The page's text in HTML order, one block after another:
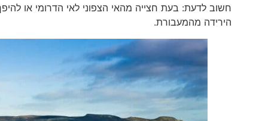
חשוב לדעת: בעת חצייה מהאי הצפוני לאי הדרומי או
הירידה מהמעבורת.